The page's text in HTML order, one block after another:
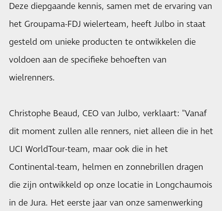
Deze diepgaande kennis, samen met de ervaring van
het Groupama-FDJ wielerteam, heeft Julbo in staat
gesteld om unieke producten te ontwikkelen die
voldoen aan de specifieke behoeften van
wielrenners.
Christophe Beaud, CEO van Julbo, verklaart: "Vanaf
dit moment zullen alle renners, niet alleen die in het
UCI WorldTour-team, maar ook die in het
Continental-team, helmen en zonnebrillen dragen
die zijn ontwikkeld op onze locatie in Longchaumois
in de Jura. Het eerste jaar van onze samenwerking